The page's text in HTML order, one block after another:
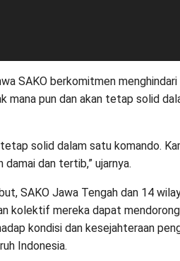
SAKO berkomitmen
mana pun dan akan tetap solid
solid dalam satu komando.
damai dan tertib,” ujarnya.
SAKO Jawa Tengah dan 14
kolektif mereka dapat mendorong
kondisi dan kesejahteraan
Indonesia.